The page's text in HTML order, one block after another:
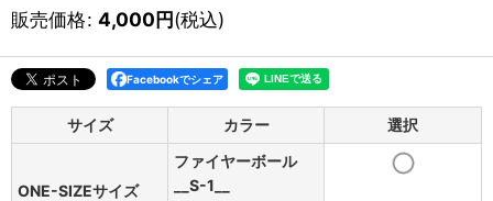
販売価格: 4,000円(税込)
Facebookでシェア
サイズ カラー 選択
ONE-SIZEサイズ
ファイヤーボール
__S-1__